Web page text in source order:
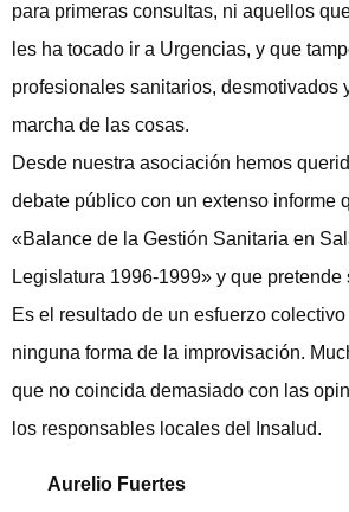
para primeras consultas, ni aquellos
les ha tocado ir a Urgencias, y que
profesionales sanitarios, desmotivados
marcha de las cosas.
Desde nuestra asociación hemos
debate público con un extenso informe
«Balance de la Gestión Sanitaria en
Legislatura 1996-1999» y que pretende
Es el resultado de un esfuerzo
ninguna forma de la improvisación.
que no coincida demasiado con las
los responsables locales del Insalud.
Aurelio Fuertes